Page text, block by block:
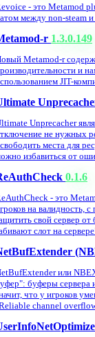
- это Metamod
между non-steam и
r 1.3.0.149
Metamod-r
и
JIT-
Unprecacher
не нужных
места для
избавиться от
0.1.6
- это
на валидность,
свой сервер
слот на
или
буферы сервера
что у игроков
channel